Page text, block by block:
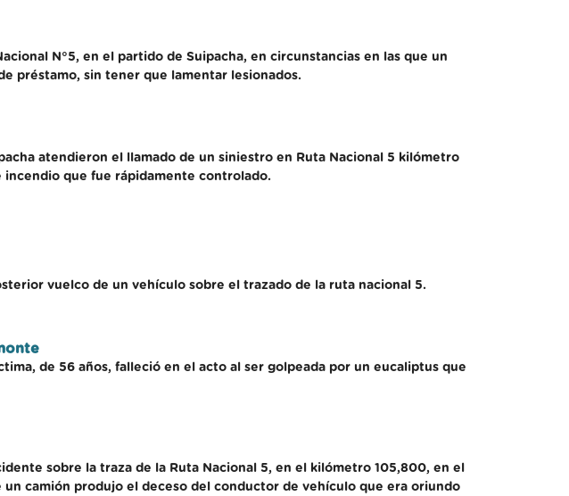
N°5, en el partido de Suipacha, en circunstancias en las que un
préstamo, sin tener que lamentar lesionados.
atendieron el llamado de un siniestro en Ruta Nacional 5 kilómetro
incendio que fue rápidamente controlado.
vuelco de un vehículo sobre el trazado de la ruta nacional 5.
de 56 años, falleció en el acto al ser golpeada por un eucaliptus que
sobre la traza de la Ruta Nacional 5, en el kilómetro 105,800, en el
camión produjo el deceso del conductor de vehículo que era oriundo